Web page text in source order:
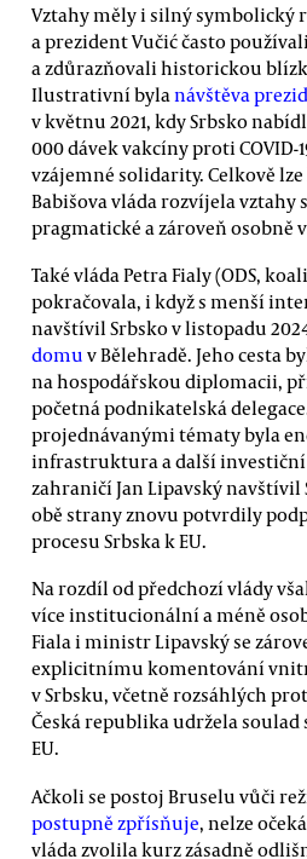
Vztahy měly i silný symbolický
a prezident Vučić často
a zdůrazňovali historickou
Ilustrativní byla návštěva
v květnu 2021, kdy Srbsko
000 dávek vakcíny proti COVID-
vzájemné solidarity. Celkově
Babišova vláda rozvíjela vztahy
pragmatické a zároveň osobně
Také vláda Petra Fialy (ODS,
pokračovala, i když s menší
navštívil Srbsko v listopadu
domu v Bělehradě. Jeho cesta
na hospodářskou diplomacii,
početná podnikatelská
projednávanými tématy byla
infrastruktura a další
zahraničí Jan Lipavský navštívil
obě strany znovu potvrdily
procesu Srbska k EU.
Na rozdíl od předchozí vlády
více institucionální a méně
Fiala i ministr Lipavský se
explicitnímu komentování
v Srbsku, včetně rozsáhlých
Česká republika udržela
EU.
Ačkoli se postoj Bruselu vůči
postupně zpřísňuje, nelze
vláda zvolila kurz zásadně